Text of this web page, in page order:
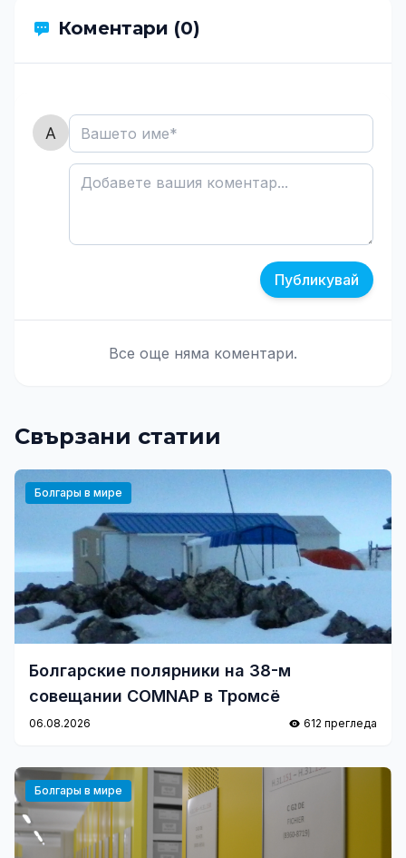
Коментари (0)
Публикувай
Все още няма коментари.
Свързани статии
Болгары в мире
Болгарские полярники на 38-м
совещании COMNAP в Тромсё
06.08.2026 612 прегледа
Болгары в мире